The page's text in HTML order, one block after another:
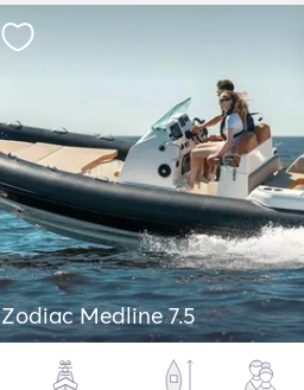
Zodiac Medline 7.5